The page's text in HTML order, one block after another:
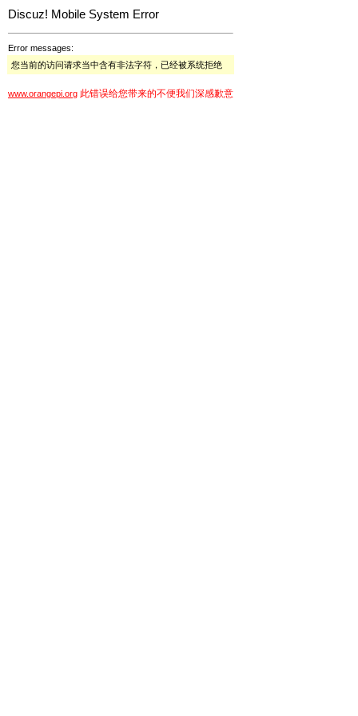
Discuz! Mobile System Error
Error messages:
您当前的访问请求当中含有非法字符，已经被系统拒绝
www.orangepi.org 此错误给您带来的不便我们深感歉意